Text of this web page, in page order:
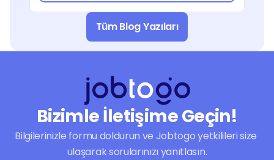
Tüm Blog Yazıları
Bizimle İletişime Geçin!
Bilgilerinizle formu doldurun ve Jobtogo yetkilileri size
ulaşarak sorularınızı yanıtlasın.